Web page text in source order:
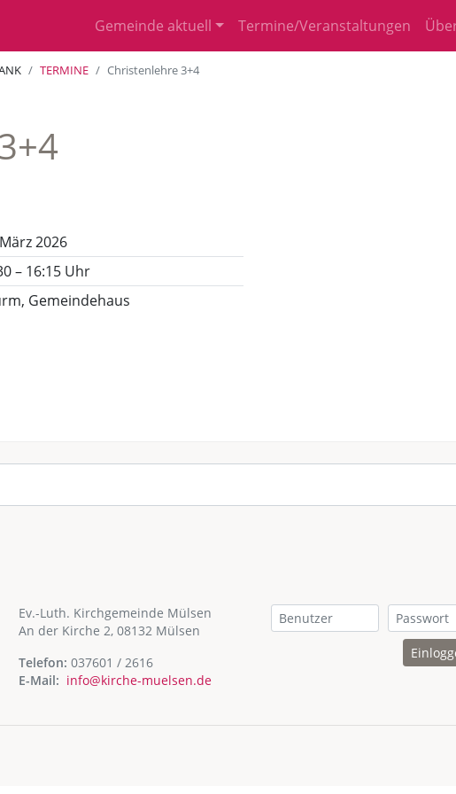
Gemeinde aktuell Termine/Veranstaltungen
TERMINE Christenlehre 3+4
2026
– 16:15 Uhr
Gemeindehaus
Ev.-Luth. Kirchgemeinde Mülsen
An der Kirche 2, 08132 Mülsen
Telefon: 037601 / 2616
E-Mail: info@kirche-muelsen.de